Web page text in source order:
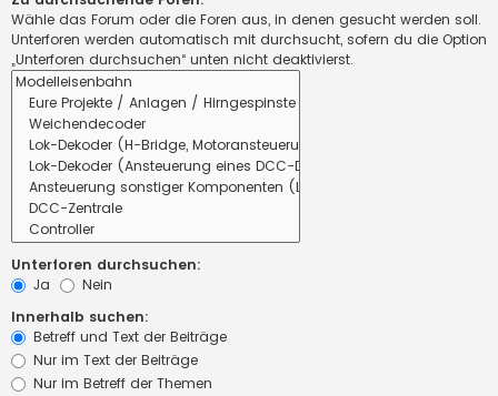
Wähle das Forum oder die Foren aus, in denen gesucht werden soll.
Unterforen werden automatisch mit durchsucht, sofern du die Option
„Unterforen durchsuchen“ unten nicht deaktivierst.
Unterforen durchsuchen:
Ja
Nein
Innerhalb suchen:
Betreff und Text der Beiträge
Nur im Text der Beiträge
Nur im Betreff der Themen